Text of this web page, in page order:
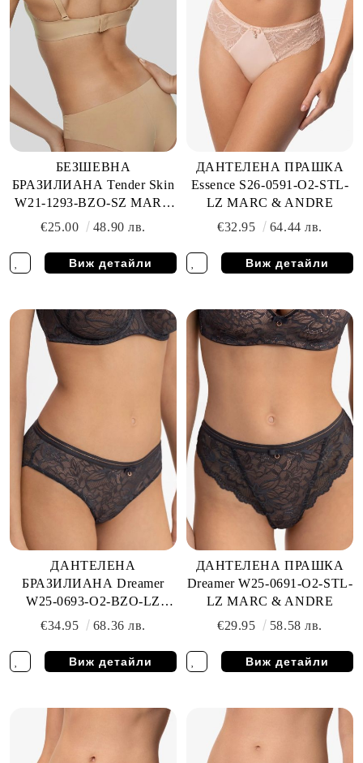
БЕЗШЕВНА
БРАЗИЛИАНА Tender Skin
W21-1293-BZO-SZ MARC
& ANDRE
€25.00 48.90 лв.
Виж детайли
ДАНТЕЛЕНА ПРАШКА
Essence S26-0591-O2-STL-
LZ MARC & ANDRE
€32.95
64.44 лв.
Виж детайли
ДАНТЕЛЕНА
БРАЗИЛИАНА Dreamer
W25-0693-O2-BZO-LZ
MARC & ANDRE
€34.95 68.36 лв.
Виж детайли
ДАНТЕЛЕНА ПРАШКА
Dreamer W25-0691-O2-STL-
LZ MARC & ANDRE
€29.95
58.58 лв.
Виж детайли